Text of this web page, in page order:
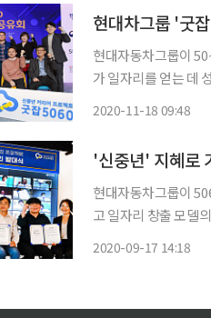
현대차그룹 '굿
현대자동차그룹이
가 일자리를 얻는 데 성공했다. 현대차그룹은 17일 '굿잡 5060 온
2020-11-18 09:48
'신중년' 지혜로
현대자동차그룹이
고 일자리 창출 모델의 새 방향성을 제시한
2020-09-17 14:18